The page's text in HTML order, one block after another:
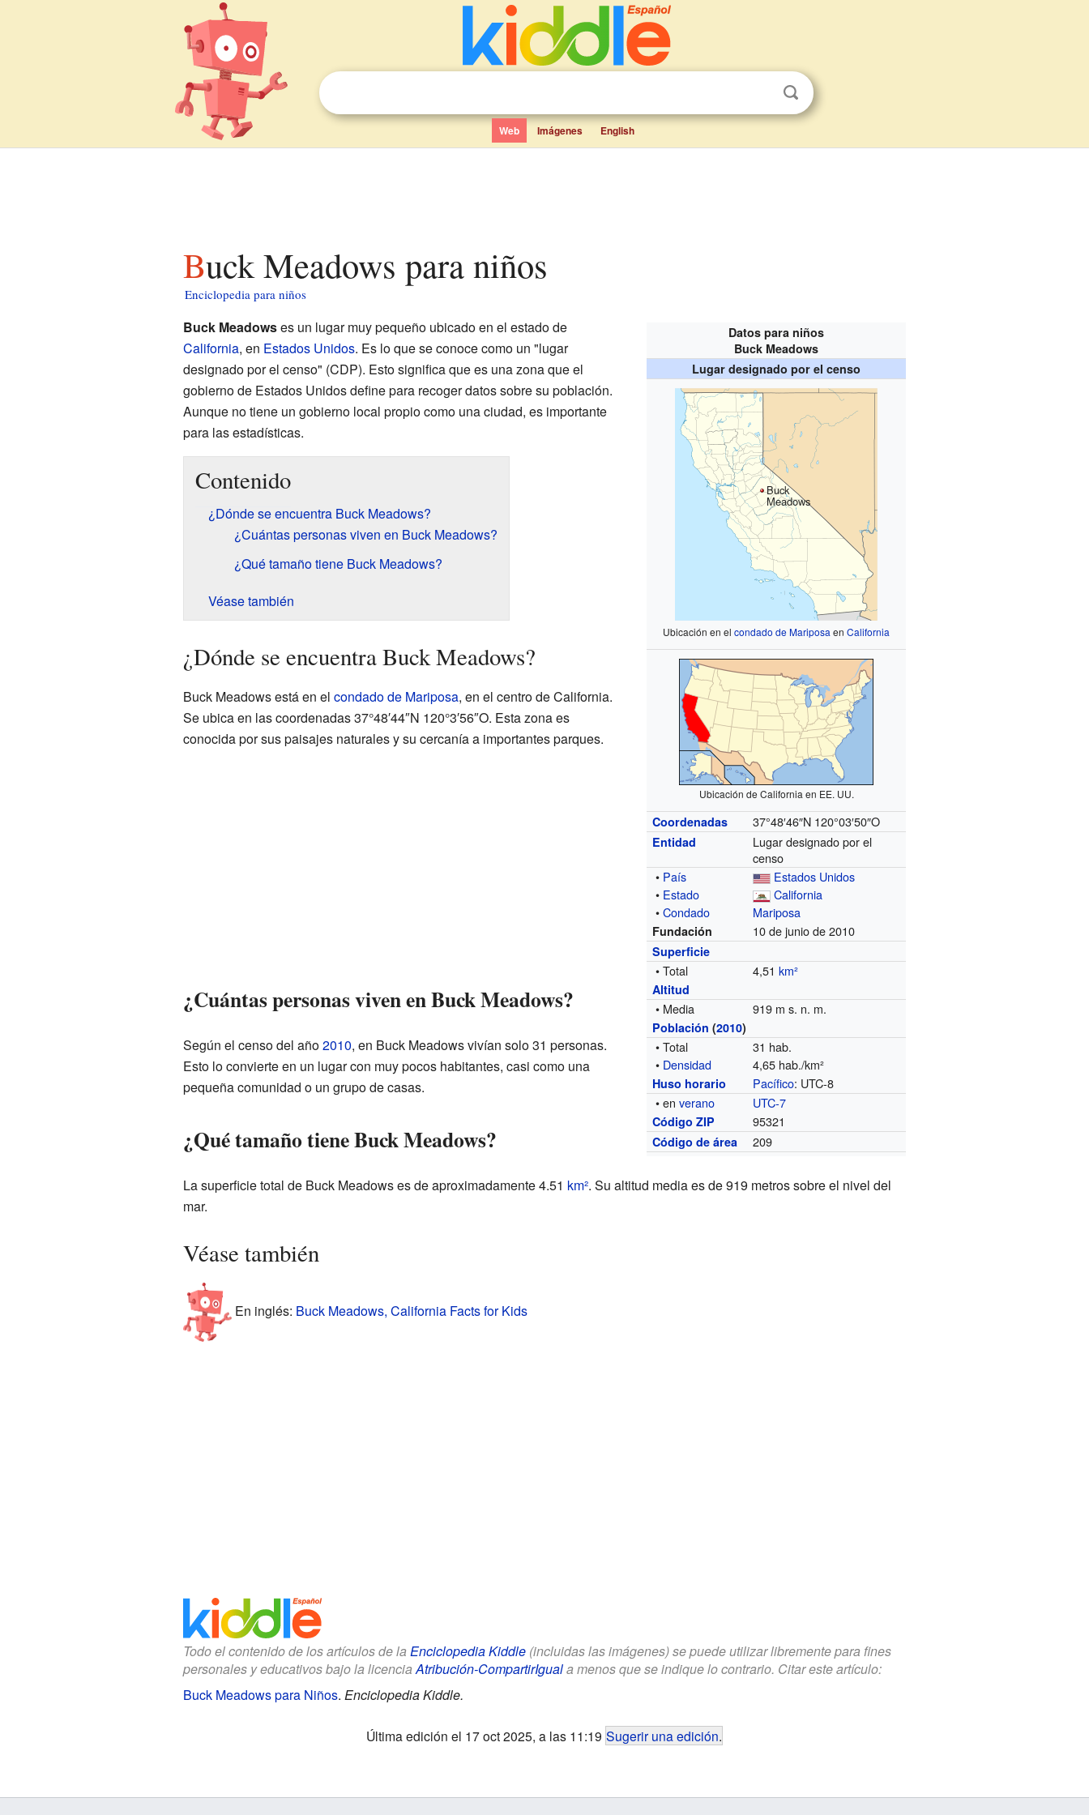
Web Imágenes English
Buck Meadows para niños
Enciclopedia para niños
Datos para niños
Buck Meadows
Lugar designado por el censo
Buck
Meadows
Ubicación en elcondado de Mariposa enCalifornia
Ubicación de California en EE. UU.
Coordenadas 37°48′46″N 120°03′50″O
Entidad
Lugar designado por el
censo
• País
Estados Unidos
• Estado
California
•Condado Mariposa
Fundación 10 de junio de 2010
Superficie
• Total 4,51km²
Altitud
• Media 919 m s. n. m.
Población (2010)
• Total
31 hab.
• Densidad 4,65 hab./km²
Huso horario Pacífico: UTC-8
• enverano UTC-7
Código ZIP 95321
Código de área 209
Buck Meadowses un lugar muy pequeño ubicado en el estado de
California, en Estados Unidos. Es lo que se conoce como un "lugar
designado por el censo" (CDP). Esto significa que es una zona que el
gobierno de Estados Unidos define para recoger datos sobre su población.
Aunque no tiene un gobierno local propio como una ciudad, es importante
para las estadísticas.
Contenido
¿Dónde se encuentra Buck Meadows?
¿Cuántas personas viven en Buck Meadows?
¿Qué tamaño tiene Buck Meadows?
Véase también
¿Dónde se encuentra Buck Meadows?
Buck Meadows está en el condado de Mariposa, en el centro de California.
Se ubica en las coordenadas 37°48′44″N 120°3′56″O. Esta zona es
conocida por sus paisajes naturales y su cercanía a importantes parques.
¿Cuántas personas viven en Buck Meadows?
Según el censo del año2010, en Buck Meadows vivían solo 31 personas.
Esto lo convierte en un lugar con muy pocos habitantes, casi como una
pequeña comunidad o un grupo de casas.
¿Qué tamaño tiene Buck Meadows?
La superficie total de Buck Meadows es de aproximadamente 4.51 km². Su altitud media es de 919 metros sobre el nivel del
mar.
Véase también
En inglés: Buck Meadows, California Facts for Kids
Todo el contenido de los artículos de la Enciclopedia Kiddle(incluidas las imágenes) se puede utilizar libremente para fines
personales y educativos bajo la licenciaAtribución-CompartirIguala menos que se indique lo contrario. Citar este artículo:
Buck Meadows para Niños. Enciclopedia Kiddle.
Última edición el 17 oct 2025, a las 11:19 Sugerir una edición.